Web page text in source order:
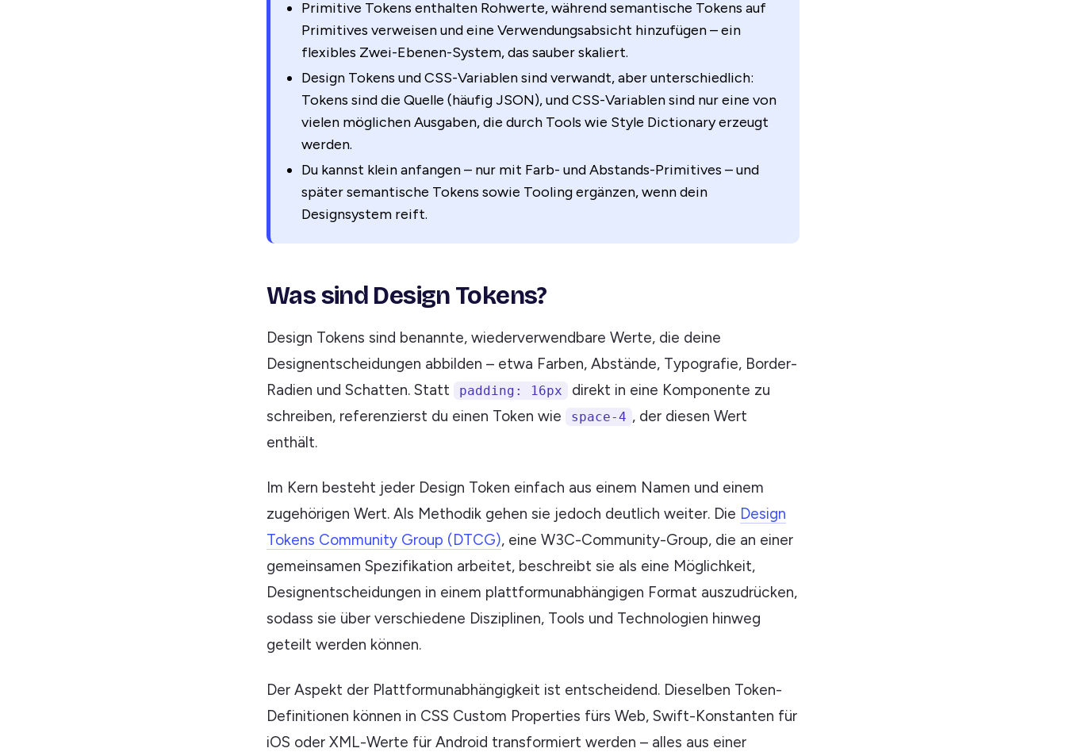
Primitive Tokens enthalten Rohwerte, während semantische Tokens auf
Primitives verweisen und eine Verwendungsabsicht hinzufügen – ein
flexibles Zwei-Ebenen-System, das sauber skaliert.
Design Tokens und CSS-Variablen sind verwandt, aber unterschiedlich:
Tokens sind die Quelle (häufig JSON), und CSS-Variablen sind nur eine von
vielen möglichen Ausgaben, die durch Tools wie Style Dictionary erzeugt
werden.
Du kannst klein anfangen – nur mit Farb- und Abstands-Primitives – und
später semantische Tokens sowie Tooling ergänzen, wenn dein
Designsystem reift.
Was sind Design Tokens?
Design Tokens sind benannte, wiederverwendbare Werte, die deine
Designentscheidungen abbilden – etwa Farben, Abstände, Typografie, Border-
Radien und Schatten. Statt
padding: 16px
direkt in eine Komponente zu
schreiben, referenzierst du einen Token wie
space-4 , der diesen Wert
enthält.
Im Kern besteht jeder Design Token einfach aus einem Namen und einem
zugehörigen Wert. Als Methodik gehen sie jedoch deutlich weiter. Die Design
Tokens Community Group (DTCG), eine W3C-Community-Group, die an einer
gemeinsamen Spezifikation arbeitet, beschreibt sie als eine Möglichkeit,
Designentscheidungen in einem plattformunabhängigen Format auszudrücken,
sodass sie über verschiedene Disziplinen, Tools und Technologien hinweg
geteilt werden können.
Der Aspekt der Plattformunabhängigkeit ist entscheidend. Dieselben Token-
Definitionen können in CSS Custom Properties fürs Web, Swift-Konstanten für
iOS oder XML-Werte für Android transformiert werden – alles aus einer